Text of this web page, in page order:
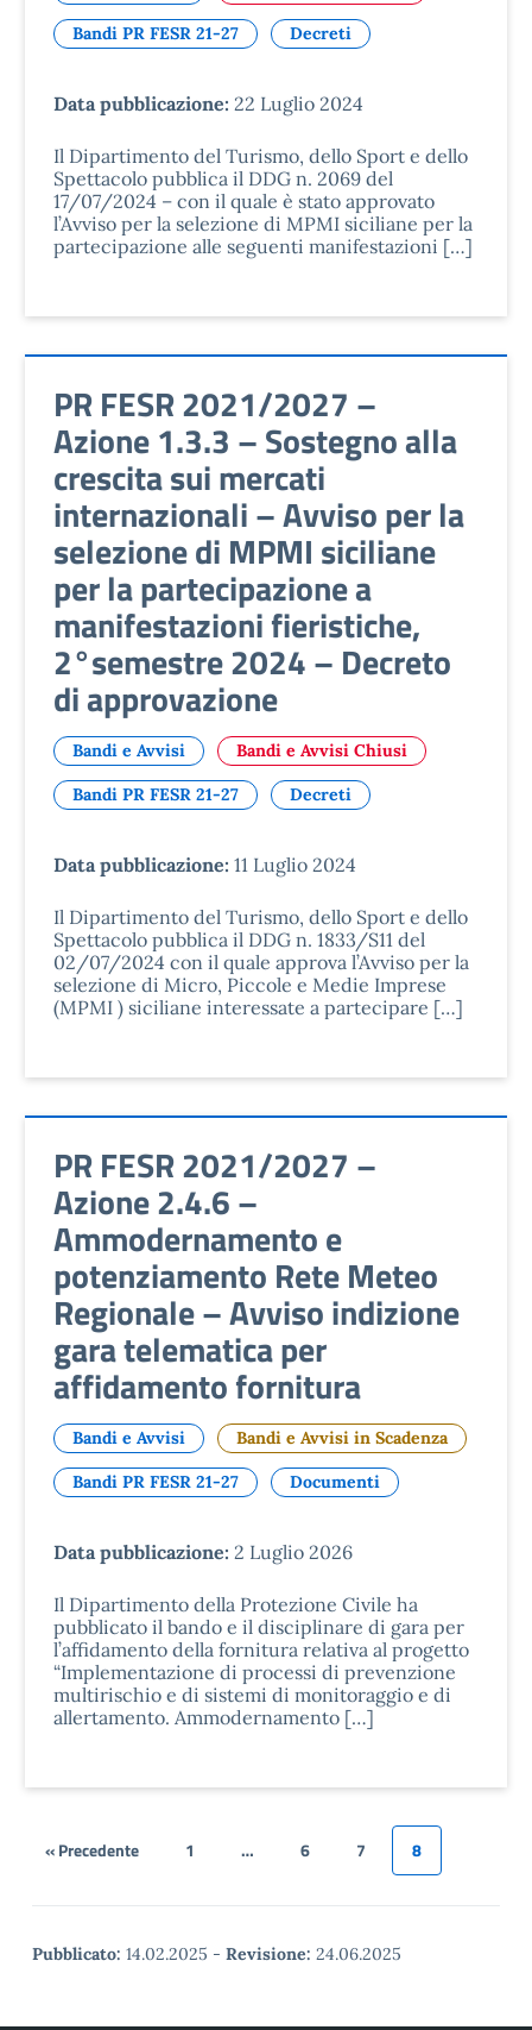
Bandi PR FESR 21-27 Decreti
Data pubblicazione: 22 Luglio 2024
Il Dipartimento del Turismo, dello Sport e dello
Spettacolo pubblica il DDG n. 2069 del
17/07/2024 – con il quale è stato approvato
l’Avviso per la selezione di MPMI siciliane per la
partecipazione alle seguenti manifestazioni […]
PR FESR 2021/2027 –
Azione 1.3.3 – Sostegno alla
crescita sui mercati
internazionali – Avviso per la
selezione di MPMI siciliane
per la partecipazione a
manifestazioni fieristiche,
2°semestre 2024 – Decreto
di approvazione
Bandi e Avvisi Bandi e Avvisi Chiusi
Bandi PR FESR 21-27 Decreti
Data pubblicazione: 11 Luglio 2024
Il Dipartimento del Turismo, dello Sport e dello
Spettacolo pubblica il DDG n. 1833/S11 del
02/07/2024 con il quale approva l’Avviso per la
selezione di Micro, Piccole e Medie Imprese
(MPMI ) siciliane interessate a partecipare […]
PR FESR 2021/2027 –
Azione 2.4.6 –
Ammodernamento e
potenziamento Rete Meteo
Regionale – Avviso indizione
gara telematica per
affidamento fornitura
Bandi e Avvisi Bandi e Avvisi in Scadenza
Bandi PR FESR 21-27 Documenti
Data pubblicazione: 2 Luglio 2026
Il Dipartimento della Protezione Civile ha
pubblicato il bando e il disciplinare di gara per
l’affidamento della fornitura relativa al progetto
“Implementazione di processi di prevenzione
multirischio e di sistemi di monitoraggio e di
allertamento. Ammodernamento […]
« Precedente 1 … 6 7 8
Pubblicato: 14.02.2025 - Revisione: 24.06.2025